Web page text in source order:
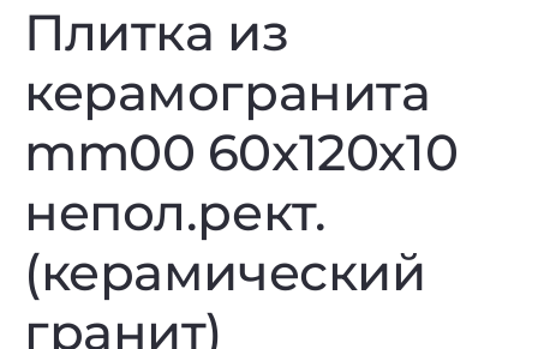
Плитка из
керамогранита
mm00 60x120х10
непол.рект.
(керамический
гранит)